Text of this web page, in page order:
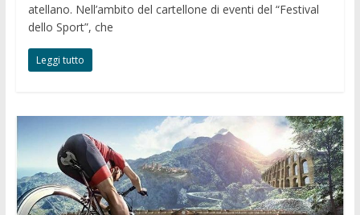
atellano. Nell’ambito del cartellone di eventi del “Festival
dello Sport”, che
Leggi tutto